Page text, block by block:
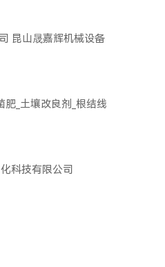
昆山晟嘉辉机械设备
肥_土壤改良剂_根结线
科技有限公司